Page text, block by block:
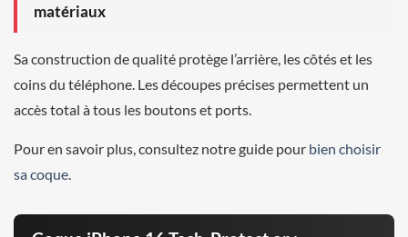
matériaux
Sa construction de qualité protège l’arrière, les côtés et les
coins du téléphone. Les découpes précises permettent un
accès total à tous les boutons et ports.
Pour en savoir plus, consultez notre guide pour bien choisir
sa coque